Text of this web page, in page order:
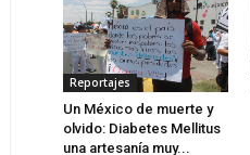
Reportajes
Un México de muerte y
olvido: Diabetes Mellitus
una artesanía muy...